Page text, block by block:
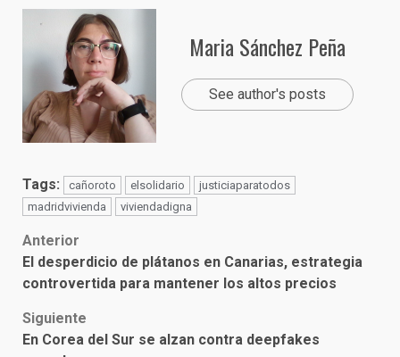
Maria Sánchez Peña
See author's posts
Tags: cañoroto elsolidario
justiciaparatodos
madridvivienda
viviendadigna
Post
navigation
Anterior
El desperdicio de plátanos en Canarias, estrategia
controvertida para mantener los altos precios
Siguiente
En Corea del Sur se alzan contra deepfakes